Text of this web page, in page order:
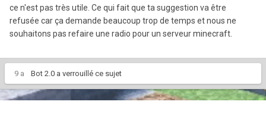
ce n'est pas très utile. Ce qui fait que ta suggestion va être
refusée car ça demande beaucoup trop de temps et nous ne
souhaitons pas refaire une radio pour un serveur minecraft.
9 a Bot 2.0 a verrouillé ce sujet